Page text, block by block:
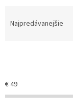
e
p
r
Najpredávanejšie
€49